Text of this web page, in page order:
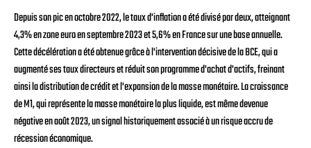
Depuis son pic en octobre 2022, le taux d'inflation a été divisé par deux, atteignant
4,3% en zone euro en septembre 2023 et 5,6% en France sur une base annuelle.
Cette décélération a été obtenue grâce à l'intervention décisive de la BCE, qui a
augmenté ses taux directeurs et réduit son programme d'achat d'actifs, freinant
ainsi la distribution de crédit et l'expansion de la masse monétaire. La croissance
de M1, qui représente la masse monétaire la plus liquide, est même devenue
négative en août 2023, un signal historiquement associé à un risque accru de
récession économique.